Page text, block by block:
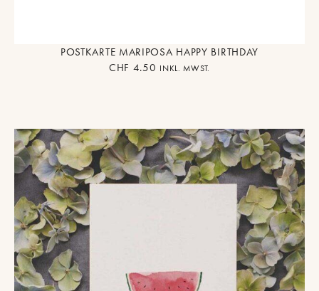
POSTKARTE MARIPOSA HAPPY BIRTHDAY
CHF 4.50 INKL. MWST.